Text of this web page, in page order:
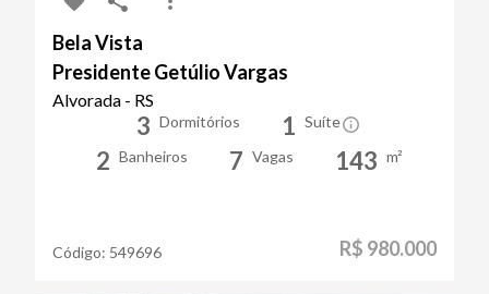
Bela Vista
Presidente Getúlio Vargas
Alvorada - RS
3 Dormitórios 1 Suíte
2 Banheiros 7 Vagas 143 m²
Código: 549696 R$ 980.000